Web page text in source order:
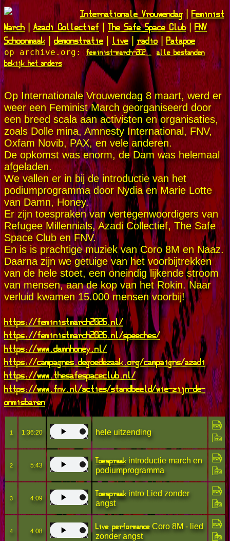
Internationale Vrouwendag|Feminist
March|Azadi Collectief |The Safe Space Club| FNV
Schoonmaak| demonstratie|live|radio| Patapoe
op archive.org:feminist-march-202.. alle bestanden
bekijk het anders
Op Internationale Vrouwendag 8 maart, werd er
weer een Feminist March georganiseerd door
een breed scala aan activisten en organisaties,
zoals Dolle mina, Amnesty International, FNV,
Oxfam Novib, PAX, en vele anderen.
De opkomst was enorm, de Dam was helemaal
afgeladen.
We vallen er in bij de introductie van het
podiumprogramma door Nydia en Marie Lotte
van Damn, Honey.
Er zijn toespraken van vertegenwoordigers van
Refugee Millennials, Azadi Collectief, The Safe
Space Club en FNV.
En is is prachtige muziek van Coro 8M en Naaz.
Daarna zijn we getuige van het voorbijtrekken
van de hele stoet, een oneindig lijkende stroom
van mensen, aan de kop van het Rokin. Naar
verluid kwamen 15.000 mensen voorbij!
https://feministmarch2026.nl/
https://feministmarch2026.nl/speeches/
https://www.damnhoney.nl/
https://campagnes.degoedezaak.org/campaigns/azadi
https://www.thesafespaceclub.nl/
https://www.fnv.nl/acties/standbeeld/wie-zijn-de-
onmisbaren
1 1:36:20 hele uitzending
2 5:43 Toespraak introductie march en
podiumprogramma
3 4:09 Toespraak intro Lied zonder
angst
4 4:08 Live performanceCoro 8M - lied
zonder angst